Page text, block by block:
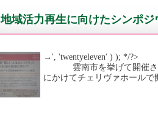
地域活力再生に向けたシンポジ
→', 'twentyeleven' ) ); */?>
雲南市を挙げて開催され
にかけてチェリヴァホール